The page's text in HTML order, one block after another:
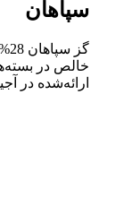
سپاهان
خالص در
ارائه‌شده در